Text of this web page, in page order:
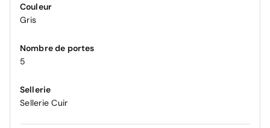
Couleur
Gris
Nombre de portes
5
Sellerie
Sellerie Cuir